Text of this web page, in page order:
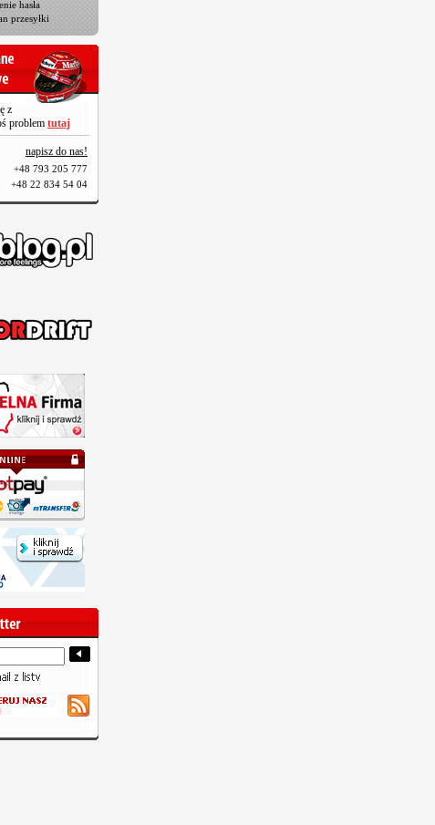
hasła
przesyłki
z
problem tutaj
napisz do nas!
+48 793 205 777
+48 22 834 54 04